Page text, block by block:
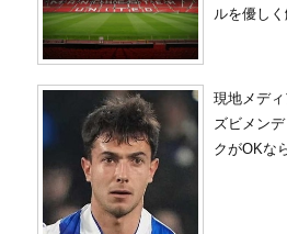
ルを優しく
現地メデ
ズビメン
クがOKな